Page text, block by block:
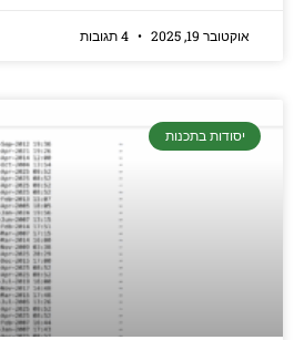
אוקטובר 19, 2025
יסודות בתכנות